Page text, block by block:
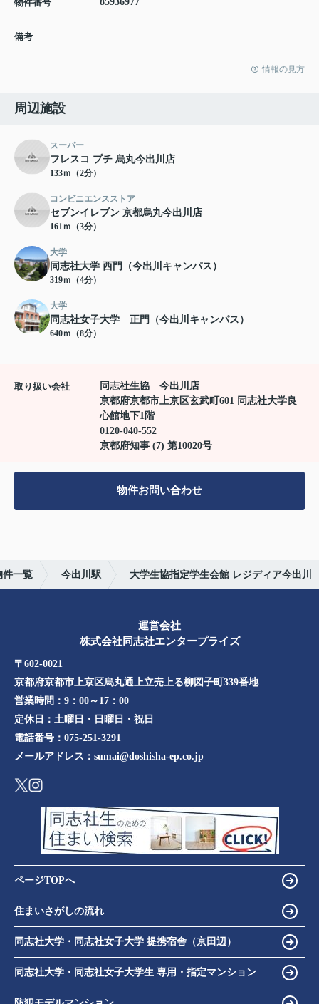
物件番号
備考
情報の見方
周辺施設
スーパー
フレスコ プチ 烏丸今出川店
133ｍ（2分）
コンビニエンスストア
セブンイレブン 京都烏丸今出川店
161ｍ（3分）
大学
同志社大学 西門（今出川キャンパス）
319ｍ（4分）
大学
同志社女子大学 正門（今出川キャンパス）
640ｍ（8分）
取り扱い会社
同志社生協 今出川店
京都府京都市上京区玄武町601 同志社大学良
心館地下1階
0120-040-552
京都府知事 (7) 第10020号
物件お問い合わせ
件一覧 今出川駅 大学生協指定学生会館 レジディア今出川
運営会社
株式会社同志社エンタープライズ
〒602-0021
京都府京都市上京区烏丸通上立売上る柳図子町339番地​​
営業時間： 9：00～17：00
定休日： 土曜日・日曜日・祝日
電話番号： 075-251-3291
メールアドレス： sumai@doshisha-ep.co.jp
ページTOPへ
住まいさがしの流れ
同志社大学・同志社女子大学 提携宿舎（京田辺）
同志社大学・同志社女子大学生 専用・指定マンション